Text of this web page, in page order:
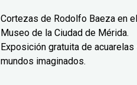
Cortezas de Rodolfo Baeza en el
Museo de la Ciudad de Mérida.
Exposición gratuita de
mundos imaginados.